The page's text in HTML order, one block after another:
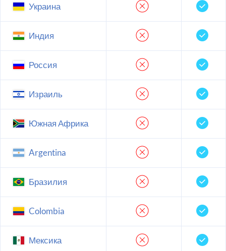
Украина
Индия
Россия
Израиль
Южная Африка
Argentina
Бразилия
Colombia
Мексика